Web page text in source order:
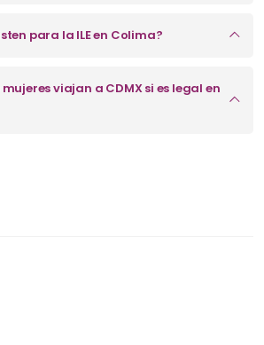
para la ILE en Colima?
viajan a CDMX si es legal en